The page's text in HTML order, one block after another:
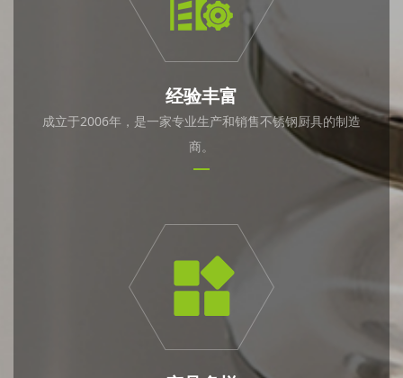
经验丰富
成立于2006年，是一家专业生产和销售不锈钢厨具的制造
商。